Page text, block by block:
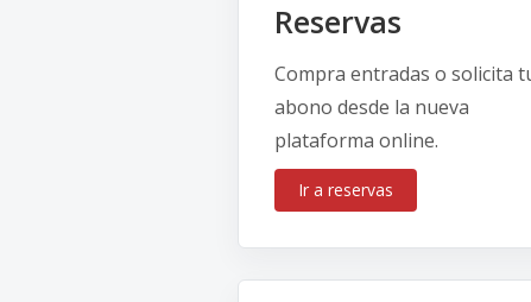
Reservas
Compra entradas o solicita
abono desde la nueva
plataforma online.
Ir a reservas